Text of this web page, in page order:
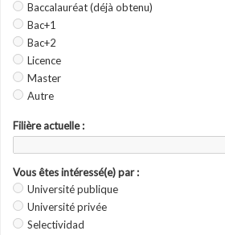
Baccalauréat (déjà obtenu)
Bac+1
Bac+2
Licence
Master
Autre
Filière actuelle :
Vous êtes intéressé(e) par :
Université publique
Université privée
Selectividad